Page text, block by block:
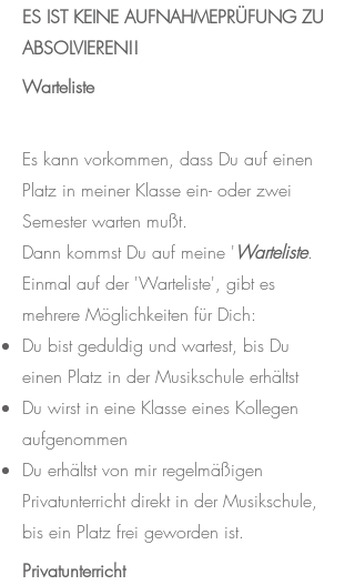
ES IST KEINE AUFNAHMEPRÜFUNG ZU
ABSOLVIEREN!!
Warteliste
Es kann vorkommen, dass Du auf einen
Platz in meiner Klasse ein- oder zwei
Semester warten mußt.
Dann kommst Du auf meine ' Warteliste.
Einmal auf der 'Warteliste', gibt es
mehrere Möglichkeiten für Dich:
Du bist geduldig und wartest, bis Du
einen Platz in der Musikschule erhältst
Du wirst in eine Klasse eines Kollegen
aufgenommen
Du erhältst von mir regelmäßigen
Privatunterricht direkt in der Musikschule,
bis ein Platz frei geworden ist.
Privatunterricht